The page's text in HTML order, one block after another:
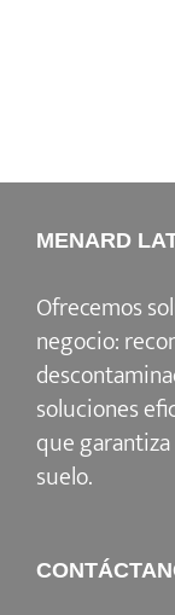
MENARD
Ofrecemos
negocio:
soluciones
que
suelo.